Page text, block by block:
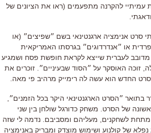
להקרנה מתפעמים (ראו את הציונים של
סרט אנימציה ארגנטינאי בשם ״שפיצים״ (או
או ״אנדרדוגים״ בגרסתו האמריקאית
מדובב לעברית שייצא לקראת חופשת פסח ושמגיע
זוכה האוסקר על ״הסוד שבעיניים״. זוכרים את
החדש הוא עשה לה רימייק מרהיב פי מאה.
״הסרט הארגנטינאי היקר בכל הזמנים״,
של הסרט. משחק כדורגל שולחן בין שני
לשחקנים, מעליהם ומסביבם. נדמה לי שזה
של קולנוע ושימוש מוצדק ומבריק באנימציה